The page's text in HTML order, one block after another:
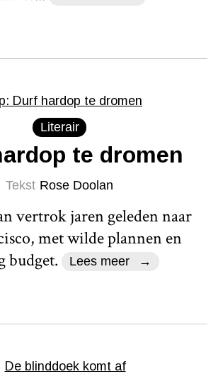
Literair
te dromen
Tekst Rose Doolan
vertrok jaren geleden naar
met wilde plannen en
budget.
Lees meer